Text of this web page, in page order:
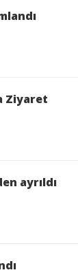
ve
tünel
yerinde
Ziyaret
ayrıldı